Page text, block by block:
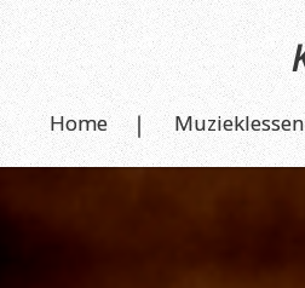
Home Muzieklessen